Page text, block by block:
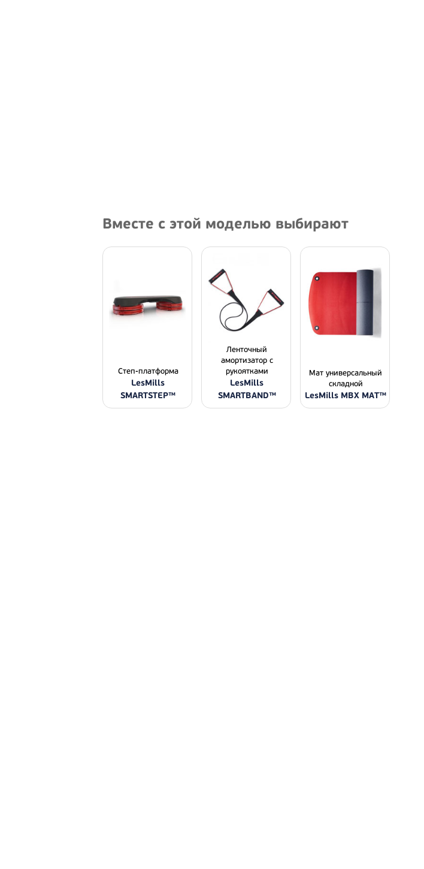
Вместе с этой моделью выбирают
Степ-платформа
LesMills
SMARTSTEP™
Ленточный
амортизатор c
рукоятками
LesMills
SMARTBAND™
Мат универсальный
складной
LesMills MBX MAT™